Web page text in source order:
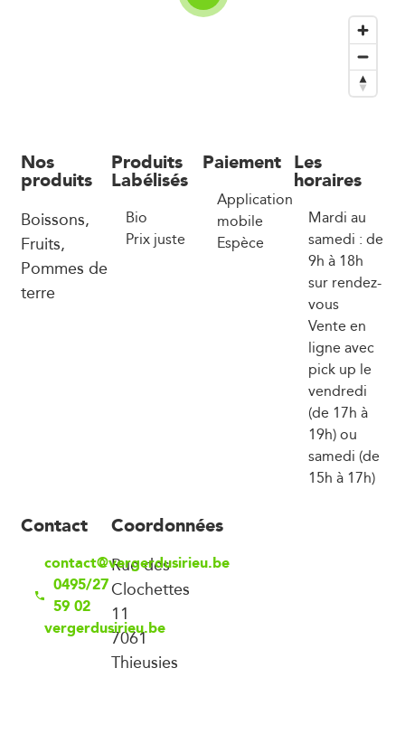
Nos
produits
Boissons,
Fruits,
Pommes de
terre
Produits
Labélisés
Bio
Prix juste
Paiement
Application
mobile
Espèce
Les
horaires
Mardi au
samedi : de
9h à 18h
sur rendez-
vous
Vente en
ligne avec
pick up le
vendredi
(de 17h à
19h) ou
samedi (de
15h à 17h)
Contact
contact@vergerdusirieu.be
0495/27
59 02
vergerdusirieu.be
Coordonnées
Rue des
Clochettes
11
7061
Thieusies